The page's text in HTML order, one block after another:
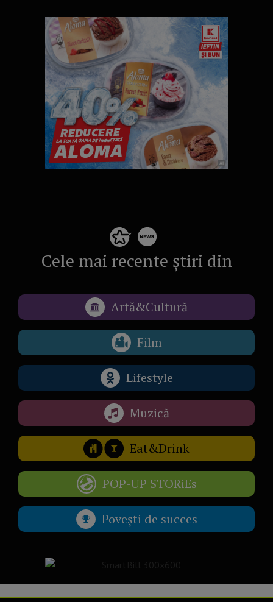
Cele mai recente știri din
Artă&Cultură
Film
Lifestyle
Muzică
Eat&Drink
POP-UP STORiEs
Povești de succes